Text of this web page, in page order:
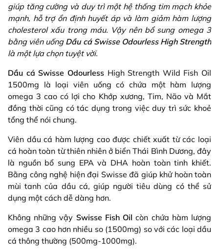
giúp tăng cường và duy trì một hệ thống tim mạch khỏe
mạnh, hỗ trợ ổn định huyết áp và làm giảm hàm lượng
cholesterol xấu trong máu. Vậy nên bổ sung omega 3
bằng viên uống Dầu cá Swisse Odourless High Strength
là một lựa chọn tuyệt vời.
Dầu cá Swisse OdourlessHigh Strength Wild Fish Oil
1500mg là loại viên uống có chứa một hàm lượng
omega 3 cao có lợi cho Khớp xương, Tim, Não và Mắt
đồng thời cũng có tác dụng trong việc duy trì sức khoẻ
tổng thể nói chung.
Viên dầu cá hàm lượng cao được chiết xuất từ các loại
cá hoàn toàn từ thiên nhiên ở biển Thái Bình Dương, đây
là nguồn bổ sung EPA và DHA hoàn toàn tinh khiết.
Bằng công nghệ hiện đại Swisse đã giúp khử hoàn toàn
mùi tanh của dầu cá, giúp người tiêu dùng có thể sử
dụng một cách dễ dàng hơn.
Không những vậy Swisse Fish Oilcòn chứa hàm lượng
omega 3 cao hơn nhiều so (1500mg) so với các loại dầu
cá thông thường (500mg-1000mg).